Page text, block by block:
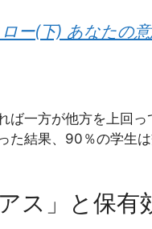
ー(下) あなたの
ば一方が他方を上回
た結果、90％の学生
ス」と保有